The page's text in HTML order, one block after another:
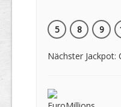
5
8 9
Nächster Jackpot: